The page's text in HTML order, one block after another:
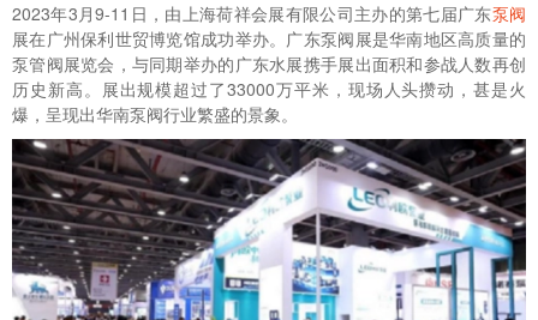
2023年3月9-11日，由上海荷祥会展有限公司主办的第七届广东泵阀
展在广州保利世贸博览馆成功举办。广东泵阀展是华南地区高质量的
泵管阀展览会，与同期举办的广东水展携手展出面积和参战人数再创
历史新高。展出规模超过了33000万平米，现场人头攒动，甚是火
爆，呈现出华南泵阀行业繁盛的景象。